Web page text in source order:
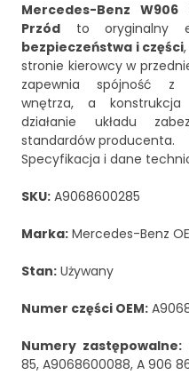
Mercedes-Benz W906
Przód to oryginalny
bezpieczeństwa i części
stronie kierowcy w
zapewnia spójność z
wnętrza, a konstrukcja
działanie układu
standardów producenta.
Specyfikacja i dane
SKU: A9068600285
Marka: Mercedes-Benz OE
Stan: Używany
Numer części OEM:
Numery zastępowalne:
85, A9068600088, A 906